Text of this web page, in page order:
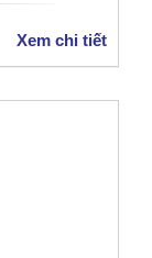
Xem chi tiết